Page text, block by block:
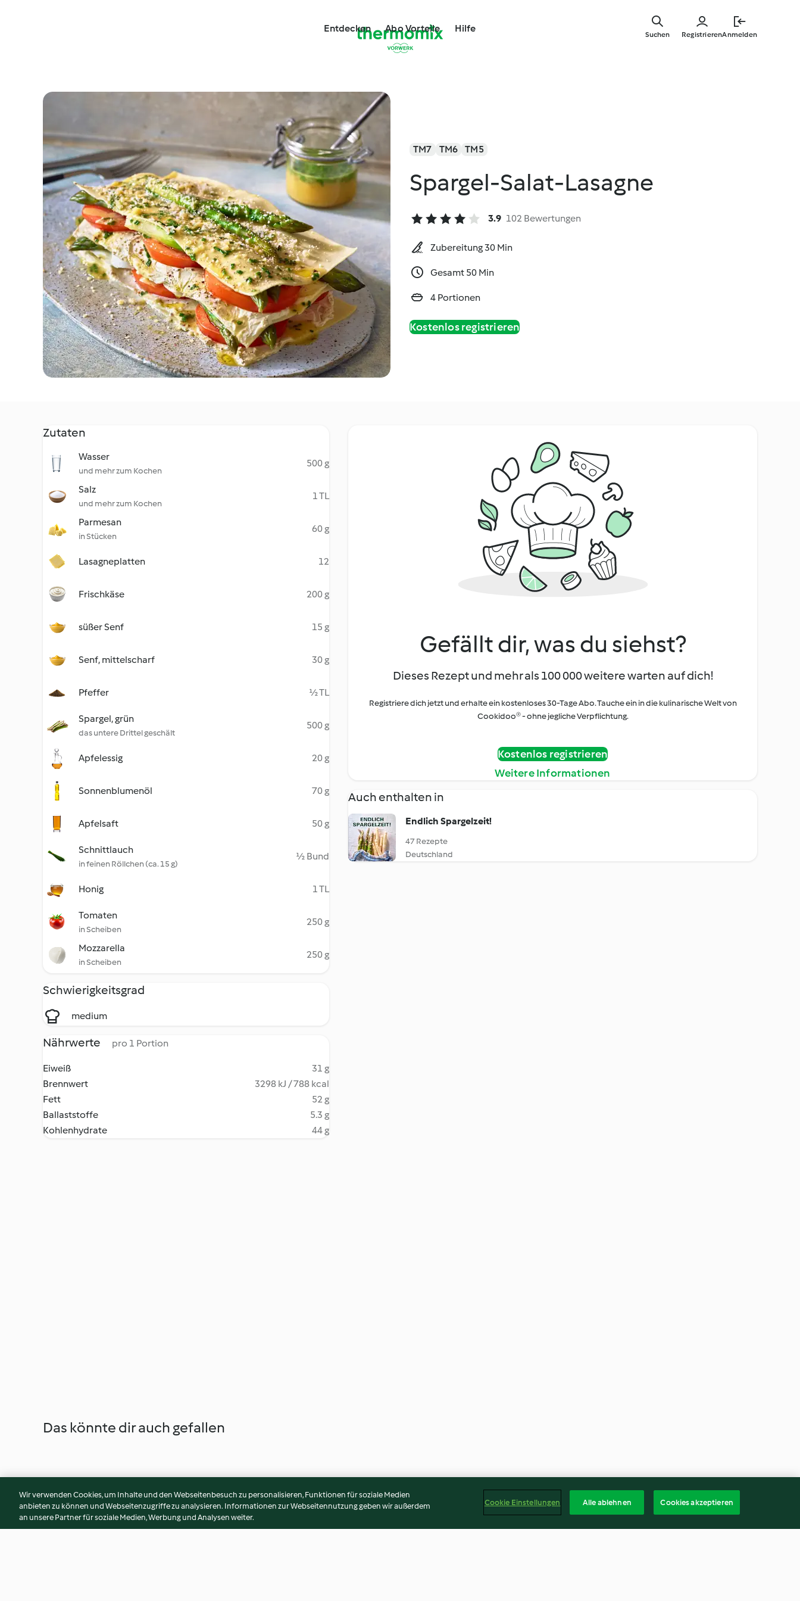
Entdecken Abo Vorteile Hilfe
RegistrierenAnmelden
Suchen
TM7 TM6 TM5
Spargel-Salat-Lasagne
3.9 102 Bewertungen
Zubereitung 30 Min
Gesamt 50 Min
4 Portionen
Kostenlos registrieren
Zutaten
Wasser
und mehr zum Kochen
500 g
Salz
und mehr zum Kochen
1 TL
Parmesan
in Stücken
60 g
Lasagneplatten 12
Frischkäse 200 g
süßer Senf 15 g
Senf, mittelscharf 30 g
Pfeffer ½ TL
Spargel, grün
das untere Drittel geschält
500 g
Apfelessig 20 g
Sonnenblumenöl 70 g
Apfelsaft 50 g
Schnittlauch
in feinen Röllchen (ca. 15 g)
½ Bund
Honig 1 TL
Tomaten
in Scheiben
250 g
Mozzarella
in Scheiben
250 g
Schwierigkeitsgrad
medium
Nährwerte pro 1 Portion
Eiweiß
31 g
Brennwert
3298 kJ / 788 kcal
Fett
52 g
Ballaststoffe
5.3 g
Kohlenhydrate
44 g
Gefällt dir, was du siehst?
Dieses Rezept und mehr als 100 000 weitere warten auf dich!
Registriere dich jetzt und erhalte ein kostenloses 30-Tage Abo. Tauche ein in die kulinarische Welt von
Cookidoo® - ohne jegliche Verpflichtung.
Kostenlos registrieren
Weitere Informationen
Auch enthalten in
Endlich Spargelzeit!
47 Rezepte
Deutschland
Das könnte dir auch gefallen
Wir verwenden Cookies, um Inhalte und den Webseitenbesuch zu personalisieren, Funktionen für soziale Medien
anbieten zu können und Webseitenzugriffe zu analysieren. Informationen zur Webseitennutzung geben wir außerdem
an unsere Partner für soziale Medien, Werbung und Analysen weiter.
Cookie Einstellungen Alle ablehnen Cookies akzeptieren